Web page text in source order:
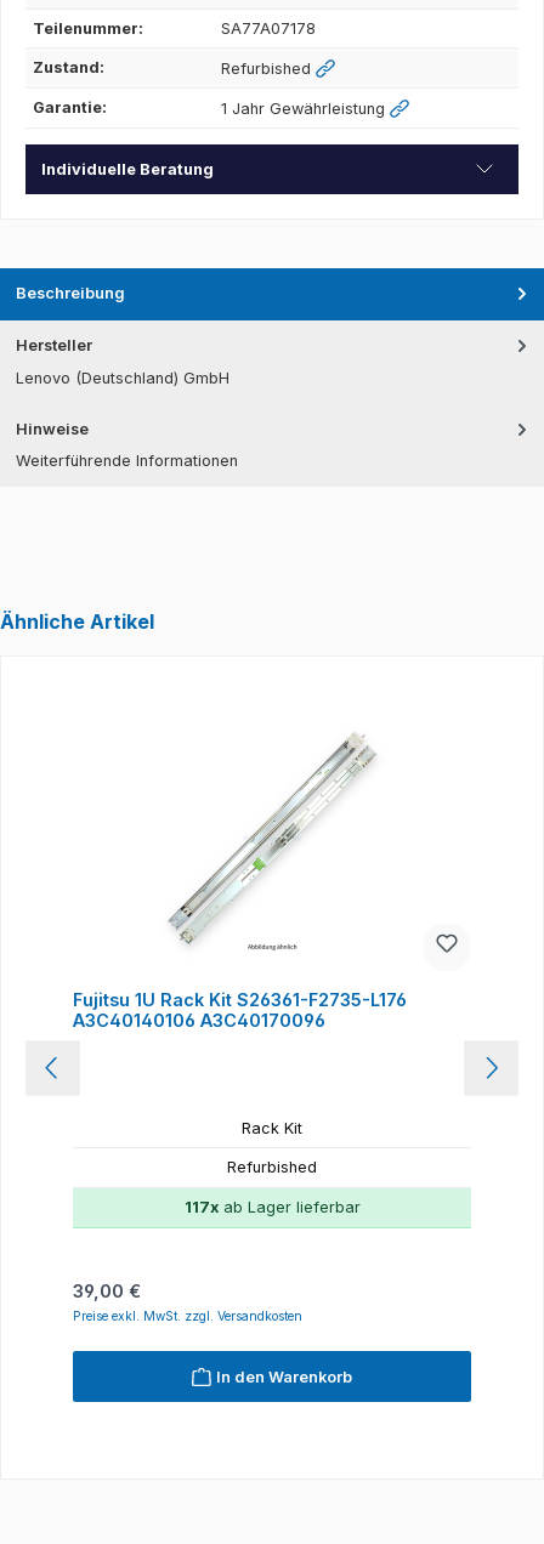
Teilenummer: SA77A07178
Zustand: Refurbished
Garantie: 1 Jahr Gewährleistung
Individuelle Beratung
Beschreibung
Hersteller
Lenovo (Deutschland) GmbH
Hinweise
Weiterführende Informationen
Ähnliche Artikel
Fujitsu 1U Rack Kit S26361-F2735-L176
A3C40140106 A3C40170096
Rack Kit
Refurbished
117xab Lager lieferbar
Regulärer Preis:
39,00 €
Preise exkl. MwSt. zzgl. Versandkosten
In den Warenkorb